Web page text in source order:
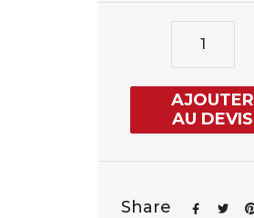
AJOUTER
AU DEVIS
Share